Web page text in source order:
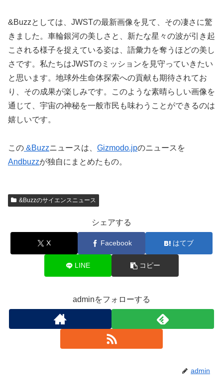
&Buzzとしては、JWSTの最新画像を見て、その凄さに驚
きました。車輪銀河の美しさと、新たな星々の波が引き起
こされる様子を捉えている姿は、語彙力を奪うほどの美し
さです。私たちはJWSTのミッションを見守っていきたい
と思います。地球外生命体探索への貢献も期待されてお
り、その成果が楽しみです。このような素晴らしい画像を
通じて、宇宙の神秘を一般市民も味わうことができるのは
嬉しいです。
この &Buzzニュースは、 Gizmodo.jpのニュースを
Andbuzzが独自にまとめたもの。
&Buzzのサイエンスニュース
シェアする
X Facebook はてブ
LINE コピー
adminをフォローする
admin